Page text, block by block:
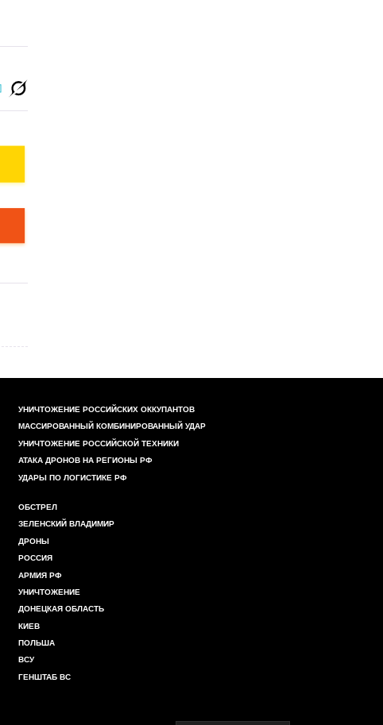
УНИЧТОЖЕНИЕ РОССИЙСКИХ ОККУПАНТОВ
МАССИРОВАННЫЙ КОМБИНИРОВАННЫЙ УДАР
УНИЧТОЖЕНИЕ РОССИЙСКОЙ ТЕХНИКИ
АТАКА ДРОНОВ НА РЕГИОНЫ РФ
УДАРЫ ПО ЛОГИСТИКЕ РФ
ОБСТРЕЛ
ЗЕЛЕНСКИЙ ВЛАДИМИР
ДРОНЫ
РОССИЯ
АРМИЯ РФ
УНИЧТОЖЕНИЕ
ДОНЕЦКАЯ ОБЛАСТЬ
КИЕВ
ПОЛЬША
ВСУ
ГЕНШТАБ ВС